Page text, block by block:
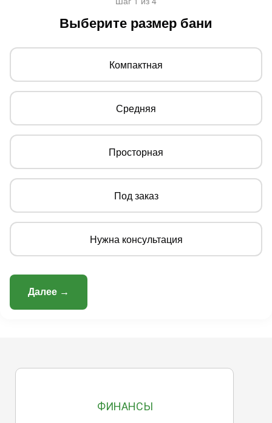
Выберите размер бани
Компактная
Средняя
Просторная
Под заказ
Нужна консультация
Далее →
ФИНАНСЫ